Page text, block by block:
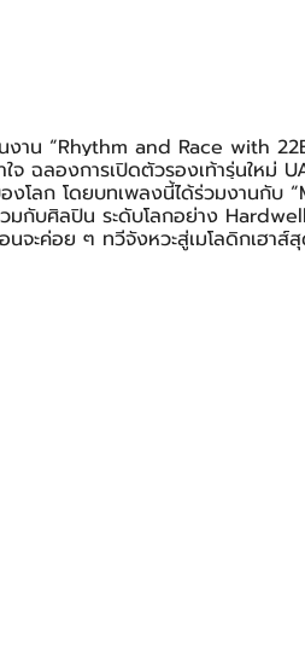
งาน “Rhythm and Race with
ใจ ฉลองการเปิดตัวรองเท้ารุ่นให
งโลก โดยบทเพลงนี้ได้ร่วมงานกับ
มกับศิลปิน ระดับโลกอย่าง
นจะค่อย ๆ ทวีจังหวะสู่เมโลดิกเฮาส์